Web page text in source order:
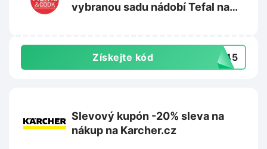
vybranou sadu nádobí Tefal na
Získejte kód AR45
Slevový kupón -20% sleva na
nákup na Karcher.cz